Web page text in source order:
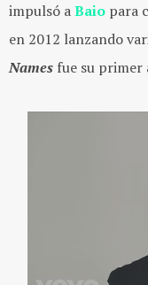
impulsó aBaio para
en 2012 lanzando
Names fue su primer